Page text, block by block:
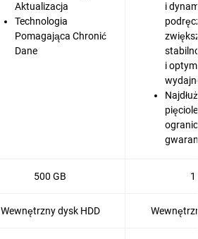
Aktualizacja
Technologia
Pomagająca Chronić
Dane
i
i
500 GB 1
Wewnętrzny dysk HDD